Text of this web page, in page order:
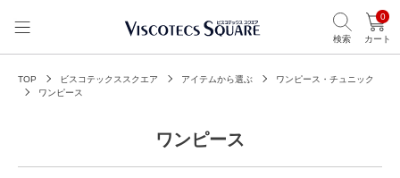
検索
0
カート
TOP ビスコテックススクエア アイテムから選ぶ
ワンピース・チュニック
ワンピース
ワンピース